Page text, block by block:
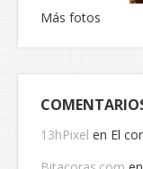
Más fotos
13hPixel en El